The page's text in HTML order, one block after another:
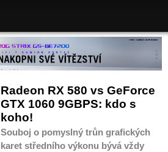
Radeon RX 580 vs GeForce
GTX 1060 9GBPS: kdo s
koho!
Souboj o pomyslný trůn grafických
karet středního výkonu bývá vždy